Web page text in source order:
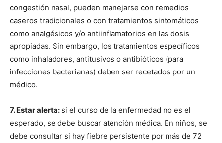
congestión nasal, pueden manejarse con remedios
caseros tradicionales o con tratamientos sintomáticos
como analgésicos y/o antiinflamatorios en las dosis
apropiadas. Sin embargo, los tratamientos específicos
como inhaladores, antitusivos o antibióticos (para
infecciones bacterianas) deben ser recetados por un
médico.
7. Estar alerta: si el curso de la enfermedad no es el
esperado, se debe buscar atención médica. En niños, se
debe consultar si hay fiebre persistente por más de 72